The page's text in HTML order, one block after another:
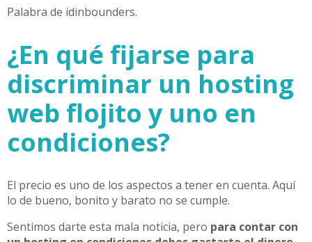
Palabra de idinbounders.
¿En qué fijarse para
discriminar un hosting
web flojito y uno en
condiciones?
El precio es uno de los aspectos a tener en cuenta. Aquí
lo de bueno, bonito y barato no se cumple.
Sentimos darte esta mala noticia, pero para contar con